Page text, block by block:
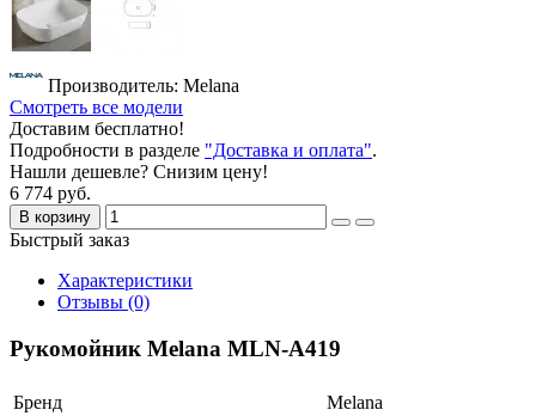
Производитель: Melana
Смотреть все модели
Доставим бесплатно!
Подробности в разделе "Доставка и оплата".
Нашли дешевле? Снизим цену!
6 774 руб.
В корзину
Быстрый заказ
Характеристики
Отзывы (0)
Рукомойник Melana MLN-A419
Бренд
Melana